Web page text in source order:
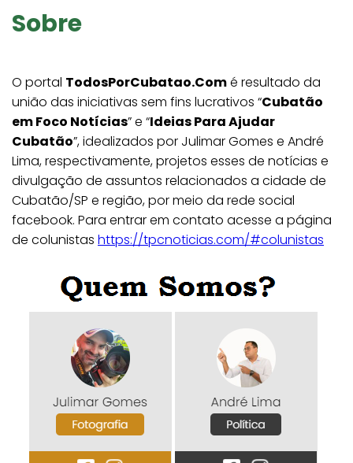
Sobre
O portal TodosPorCubatao.Comé resultado da
união das iniciativas sem fins lucrativos “Cubatão
em Foco Notícias” e “Ideias Para Ajudar
Cubatão”, idealizados por Julimar Gomes e André
Lima, respectivamente, projetos esses de notícias e
divulgação de assuntos relacionados a cidade de
Cubatão/SP e região, por meio da rede social
facebook. Para entrar em contato acesse a página
de colunistas https://tpcnoticias.com/#colunistas